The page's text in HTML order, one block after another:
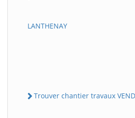
LANTHENAY
Trouver chantier travaux